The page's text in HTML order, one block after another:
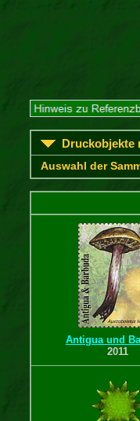
Druckobjekte
Auswahl der
Antigua und
2011